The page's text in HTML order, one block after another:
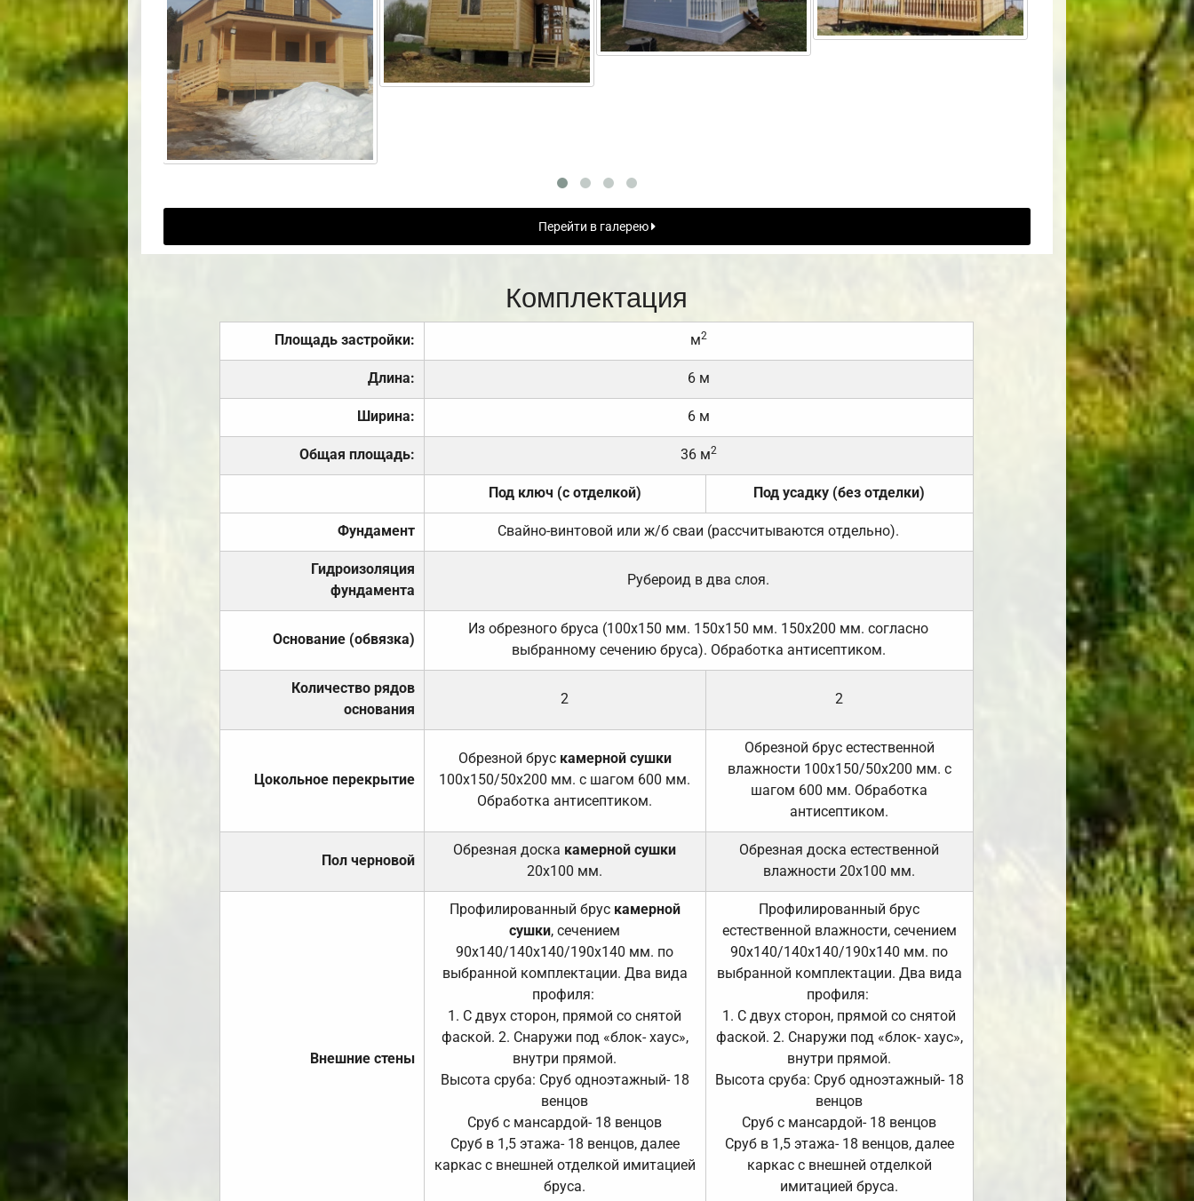
Перейти в галерею
Комплектация
Площадь застройки: м2
Длина: 6 м
Ширина: 6 м
Общая площадь: 36 м2
Под ключ (с отделкой) Под усадку (без отделки)
Фундамент Свайно-винтовой или ж/б сваи (рассчитываются отдельно).
Гидроизоляция
фундамента
Рубероид в два слоя.
Основание (обвязка)
Из обрезного бруса (100х150 мм. 150х150 мм. 150х200 мм. согласно
выбранному сечению бруса). Обработка антисептиком.
Количество рядов
основания
2 2
Цокольное перекрытие
Обрезной брус камерной сушки
100х150/50х200 мм. с шагом 600 мм.
Обработка антисептиком.
Обрезной брус естественной
влажности 100х150/50х200 мм. с
шагом 600 мм. Обработка
антисептиком.
Пол черновой
Обрезная доска камерной сушки
20х100 мм.
Обрезная доска естественной
влажности 20х100 мм.
Внешние стены
Профилированный брус камерной
сушки, сечением
90х140/140х140/190х140 мм. по
выбранной комплектации. Два вида
профиля:
1. С двух сторон, прямой со снятой
фаской. 2. Снаружи под «блок- хаус»,
внутри прямой.
Высота сруба: Сруб одноэтажный- 18
венцов
Сруб с мансардой- 18 венцов
Сруб в 1,5 этажа- 18 венцов, далее
каркас с внешней отделкой имитацией
бруса.
Профилированный брус
естественной влажности, сечением
90х140/140х140/190х140 мм. по
выбранной комплектации. Два вида
профиля:
1. С двух сторон, прямой со снятой
фаской. 2. Снаружи под «блок- хаус»,
внутри прямой.
Высота сруба: Сруб одноэтажный- 18
венцов
Сруб с мансардой- 18 венцов
Сруб в 1,5 этажа- 18 венцов, далее
каркас с внешней отделкой
имитацией бруса.